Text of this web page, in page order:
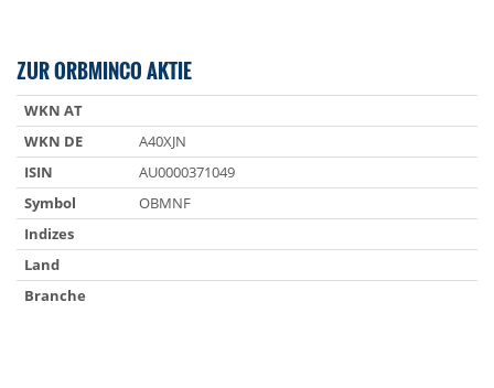
ZUR ORBMINCO AKTIE
WKN AT
WKN DE
A40XJN
ISIN
AU0000371049
Symbol
OBMNF
Indizes
Land
Branche